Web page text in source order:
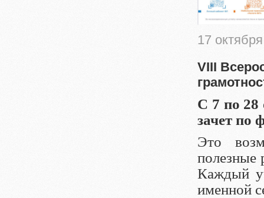
17
VIII
С 7 по 28
зачет по
Это
полезные
Каждый
именной